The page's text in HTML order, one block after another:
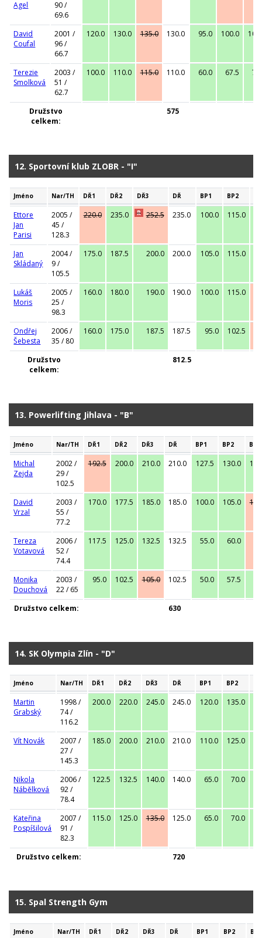
Agel
90 /
69.6
David
Coufal
2001 /
96 /
66.7
120.0 130.0 135.0 130.0 95.0 100.0
Terezie
Smolková
2003 /
51 /
62.7
100.0 110.0 115.0 110.0 60.0 67.5
Družstvo
celkem:
575
12. Sportovní klub ZLOBR - "I"
Jméno Nar/TH DŘ1 DŘ2 DŘ3 DŘ BP1 BP2
Ettore
Jan
Parisi
2005 /
45 /
128.3
220.0 235.0 R 252.5 235.0 100.0 115.0
Jan
Skládaný
2004 /
9 /
105.5
175.0 187.5 200.0 200.0 105.0 115.0
Lukáš
Moris
2005 /
25 /
98.3
160.0 180.0 190.0 190.0 100.0 115.0
Ondřej
Šebesta
2006 /
35 / 80
160.0 175.0 187.5 187.5 95.0 102.5
Družstvo
celkem:
812.5
13. Powerlifting Jihlava - "B"
Jméno Nar/TH DŘ1 DŘ2 DŘ3 DŘ BP1 BP2 BP3
Michal
Zejda
2002 /
29 /
102.5
192.5 200.0 210.0 210.0 127.5 130.0
David
Vrzal
2003 /
55 /
77.2
170.0 177.5 185.0 185.0 100.0 105.0
Tereza
Votavová
2006 /
52 /
74.4
117.5 125.0 132.5 132.5 55.0 60.0
Monika
Douchová
2003 /
22 / 65
95.0 102.5 105.0 102.5 50.0 57.5
Družstvo celkem: 630
14. SK Olympia Zlín - "D"
Jméno Nar/TH DŘ1 DŘ2 DŘ3 DŘ BP1 BP2
Martin
Grabský
1998 /
74 /
116.2
200.0 220.0 245.0 245.0 120.0 135.0
Vít Novák
2007 /
27 /
145.3
185.0 200.0 210.0 210.0 110.0 125.0
Nikola
Nábělková
2006 /
92 /
78.4
122.5 132.5 140.0 140.0 65.0 70.0
Kateřina
Pospíšilová
2007 /
91 /
82.3
115.0 125.0 135.0 125.0 65.0 70.0
Družstvo celkem: 720
15. Spal Strength Gym
Jméno Nar/TH DŘ1 DŘ2 DŘ3 DŘ BP1 BP2 BP3